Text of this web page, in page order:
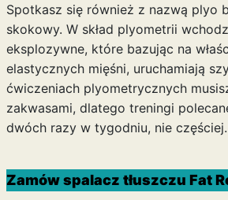
Spotkasz się również z nazwą plyo
skokowy. W skład plyometrii
eksplozywne, które bazując na
elastycznych mięśni, uruchamiają
ćwiczeniach plyometrycznych
zakwasami, dlatego treningi
dwóch razy w tygodniu, nie częściej.
Zamów spalacz tłuszczu Fat